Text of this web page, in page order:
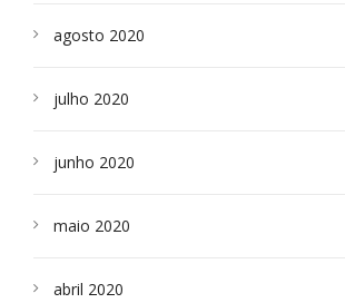
agosto 2020
julho 2020
junho 2020
maio 2020
abril 2020